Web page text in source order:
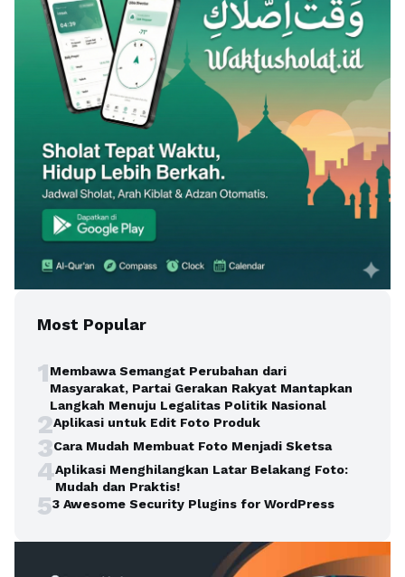
Most Popular
1Membawa Semangat Perubahan dari
Masyarakat, Partai Gerakan Rakyat Mantapkan
Langkah Menuju Legalitas Politik Nasional
2Aplikasi untuk Edit Foto Produk
3Cara Mudah Membuat Foto Menjadi Sketsa
4Aplikasi Menghilangkan Latar Belakang Foto:
Mudah dan Praktis!
53 Awesome Security Plugins for WordPress